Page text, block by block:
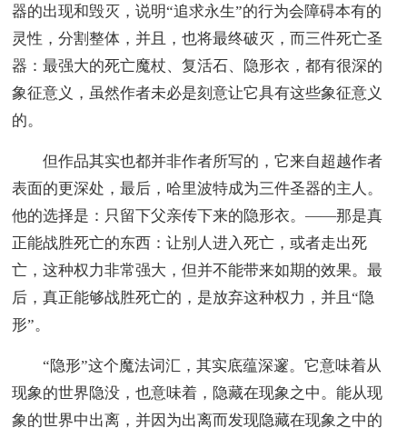
器的出现和毁灭，说明“追求永生”的行为会障碍本有的
灵性，分割整体，并且，也将最终破灭，而三件死亡圣
器：最强大的死亡魔杖、复活石、隐形衣，都有很深的
象征意义，虽然作者未必是刻意让它具有这些象征意义
的。
但作品其实也都并非作者所写的，它来自超越作者
表面的更深处，最后，哈里波特成为三件圣器的主人。
他的选择是：只留下父亲传下来的隐形衣。——那是真
正能战胜死亡的东西：让别人进入死亡，或者走出死
亡，这种权力非常强大，但并不能带来如期的效果。最
后，真正能够战胜死亡的，是放弃这种权力，并且“隐
形”。
“隐形”这个魔法词汇，其实底蕴深邃。它意味着从
现象的世界隐没，也意味着，隐藏在现象之中。能从现
象的世界中出离，并因为出离而发现隐藏在现象之中的